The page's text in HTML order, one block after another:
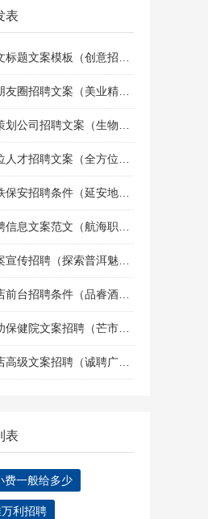
表
案模板（创意招聘文案标题设计指南）
文案（美业精英招募令：共创美丽事业的朋友圈）
聘文案（生物园策划团队诚邀创意文案加入）
聘文案（全方位职位人才招募宣传文案）
聘条件（延安地铁安保人员招聘标准）
范文（航海职业机会招募启事文案示例）
（探索普洱魅力，诚邀创意宣传人才加盟）
聘条件（品睿酒店前台岗位应聘要求）
（芒市妇幼保健院诚邀创意人才加入，共创健康宣传新篇章）
案招聘（诚聘广州高端酒店文案精英）
表
费一般给多少
利招聘